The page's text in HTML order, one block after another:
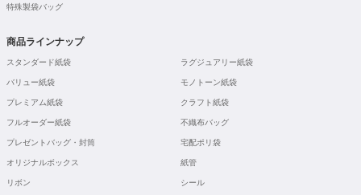
特殊製袋バッグ
商品ラインナップ
スタンダード紙袋 ラグジュアリー紙袋
バリュー紙袋 モノトーン紙袋
プレミアム紙袋 クラフト紙袋
フルオーダー紙袋 不織布バッグ
プレゼントバッグ・封筒 宅配ポリ袋
オリジナルボックス 紙管
リボン シール